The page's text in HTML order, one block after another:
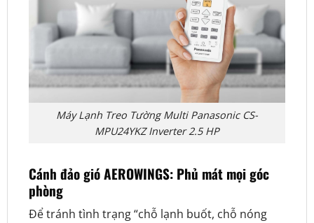
Máy Lạnh Treo Tường Multi Panasonic CS-
MPU24YKZ Inverter 2.5 HP
Cánh đảo gió AEROWINGS: Phủ mát mọi góc
phòng
Để tránh tình trạng “chỗ lạnh buốt, chỗ nóng